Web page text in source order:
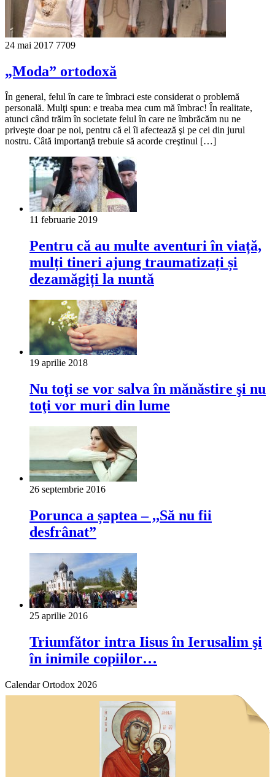
24 mai 2017 7709
„Moda” ortodoxă
În general, felul în care te îmbraci este considerat o problemă
personală. Mulţi spun: e treaba mea cum mă îmbrac! În realitate,
atunci când trăim în societate felul în care ne îmbrăcăm nu ne
priveşte doar pe noi, pentru că el îi afectează şi pe cei din jurul
nostru. Câtă importanţă trebuie să acorde creştinul […]
11 februarie 2019
Pentru că au multe aventuri în viață,
mulți tineri ajung traumatizați și
dezamăgiți la nuntă
19 aprilie 2018
Nu toţi se vor salva în mănăstire şi nu
toţi vor muri din lume
26 septembrie 2016
Porunca a șaptea – ,,Să nu fii
desfrânat”
25 aprilie 2016
Triumfător intra Iisus în Ierusalim şi
în inimile copiilor…
Calendar Ortodox 2026